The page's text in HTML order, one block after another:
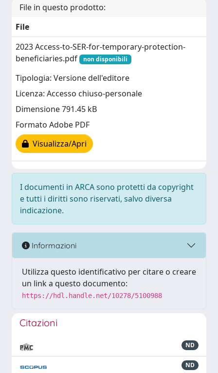
File in questo prodotto:
File
2023 Access-to-SER-for-temporary-protection-
beneficiaries.pdf
non disponibili
Tipologia: Versione dell'editore
Licenza: Accesso chiuso-personale
Dimensione 791.45 kB
Formato Adobe PDF
Visualizza/Apri
I documenti in ARCA sono protetti da copyright
e tutti i diritti sono riservati, salvo diversa
indicazione.
Informazioni
Utilizza questo identificativo per citare o creare
un link a questo documento:
https://hdl.handle.net/10278/5100988
Citazioni
ND
ND